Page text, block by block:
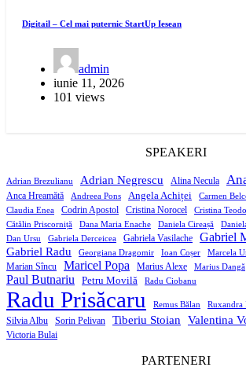
Digitail – Cel mai puternic StartUp Iesean
admin
iunie 11, 2026
101 views
SPEAKERI
Adrian Brezulianu Adrian Negrescu Alina Necula
Anca Hreamătă Andreea Pons Angela Achiței Carmen
Claudia Enea Codrin Apostol Cristina Norocel Cristina
Cătălin Priscorniță
Dana Maria Enache Daniela Cireașă
Dan Ursu
Gabriela Derceicea Gabriela Vasilache Gabriel
Gabriel Radu Georgiana Dragomir Ioan Coșer Marcela
Marian Sîncu
Maricel Popa Marius Alexe Marius Dangă
Paul Butnariu Petru Movilă Radu Ciobanu
Radu Prisăcaru Remus Bălan Ruxandra
Silvia Albu Sorin Pelivan Tiberiu Stoian Valentina
Victoria Bulai
PARTENERI